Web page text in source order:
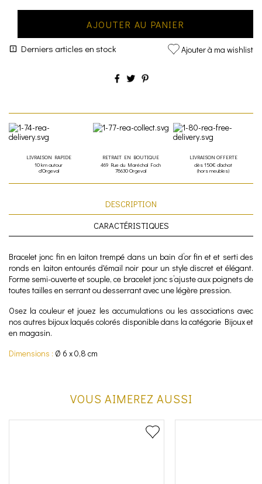
AJOUTER AU PANIER
Derniers articles en stock Ajouter à ma wishlist
LIVRAISON RAPIDE
10 km autour
d'Orgeval
RETRAIT EN BOUTIQUE
469 Rue du Maréchal Foch
78630 Orgeval
LIVRAISON OFFERTE
dès 150€ d'achat
(hors meubles)
DESCRIPTION
CARACTÉRISTIQUES
Bracelet jonc fin en laiton trempé dans un bain d’or fin et et serti des
ronds en laiton entourés d'émail noir pour un style discret et élégant.
Forme semi-ouverte et souple, ce bracelet jonc s’ajuste aux poignets de
toutes tailles en serrant ou desserrant avec une légère pression.
Osez la couleur et jouez les accumulations ou les associations avec
nos autres bijoux laqués colorés disponible dans la catégorie Bijoux et
en magasin.
Dimensions : Ø 6 x 0,8 cm
VOUS AIMEREZ AUSSI